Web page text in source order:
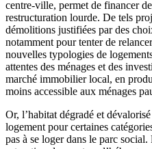
centre-ville, permet de financer
restructuration lourde. De tels
démolitions justifiées par des
notamment pour tenter de
nouvelles typologies de
attentes des ménages et des
marché immobilier local, en
moins accessible aux ménages
Or, l’habitat dégradé et
logement pour certaines
pas à se loger dans le parc